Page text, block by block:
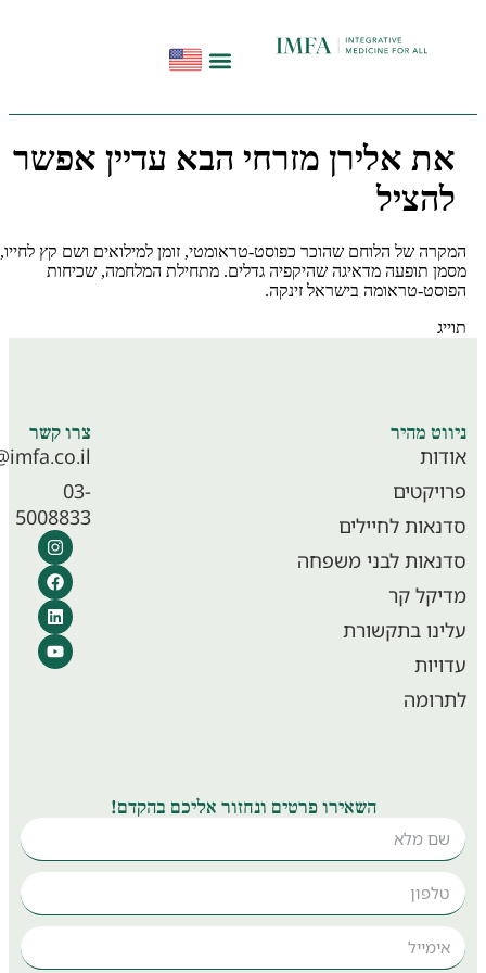
אלירן מזרחי הבא עדיין אפשר
של הלוחם שהוכר כפוסט-טראומטי, זומן למילואים ושם קץ לחייו,
תופעה מדאיגה שהיקפיה גדלים. מתחילת המלחמה, שכיחות
טראומה בישראל זינקה.
סדנאות לוחמים
השאירו פרטים ונחזור אליכם בהקדם!
מהיר
לחיילים
לבני משפחה
קר
בתקשורת
צרו קשר
info@imfa.co.il
5008833